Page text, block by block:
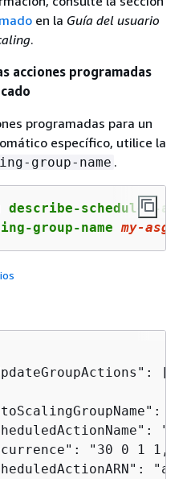
en la Guía del usuario
.
acciones programadas
programadas para un
específico, utilice la
group-name .
describe-scheduled-
group-name
my-asg
[
"30 0 1